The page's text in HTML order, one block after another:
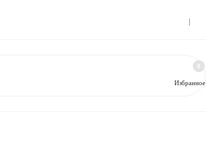
Избранное
0